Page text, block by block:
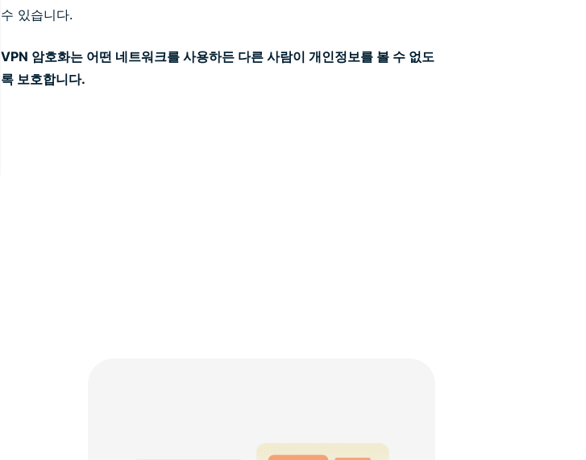
수 있습니다.
VPN 암호화는 어떤 네트워크를 사용하든 다른 사람이 개인정보를 볼 수 없도
록 보호합니다.